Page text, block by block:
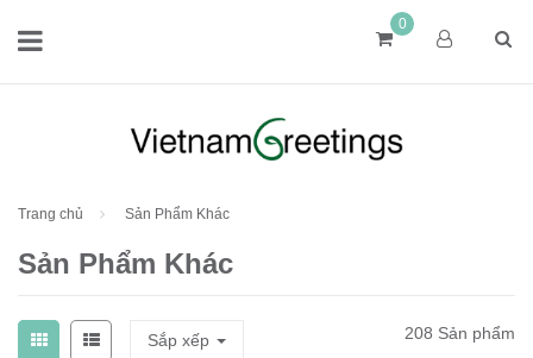
0
Trang chủ Sản Phẩm Khác
Sản Phẩm Khác
Sắp xếp 208 Sản phẩm